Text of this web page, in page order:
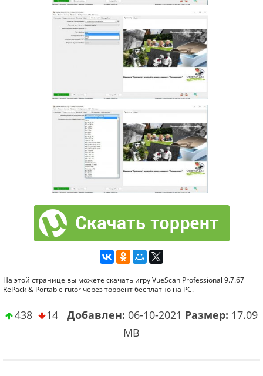
На этой странице вы можете скачать игру VueScan Professional 9.7.67
RePack & Portable rutor через торрент бесплатно на PC.
438 14 Добавлен: 06-10-2021 Размер: 17.09
MB